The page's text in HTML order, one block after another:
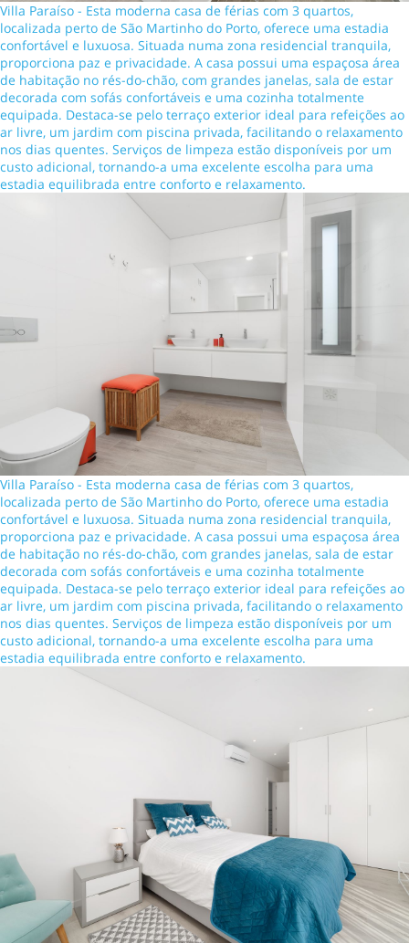
Villa Paraíso - Esta moderna casa de férias com 3 quartos,
localizada perto de São Martinho do Porto, oferece uma estadia
confortável e luxuosa. Situada numa zona residencial tranquila,
proporciona paz e privacidade. A casa possui uma espaçosa área
de habitação no rés-do-chão, com grandes janelas, sala de estar
decorada com sofás confortáveis e uma cozinha totalmente
equipada. Destaca-se pelo terraço exterior ideal para refeições ao
ar livre, um jardim com piscina privada, facilitando o relaxamento
nos dias quentes. Serviços de limpeza estão disponíveis por um
custo adicional, tornando-a uma excelente escolha para uma
estadia equilibrada entre conforto e relaxamento.
Villa Paraíso - Esta moderna casa de férias com 3 quartos,
localizada perto de São Martinho do Porto, oferece uma estadia
confortável e luxuosa. Situada numa zona residencial tranquila,
proporciona paz e privacidade. A casa possui uma espaçosa área
de habitação no rés-do-chão, com grandes janelas, sala de estar
decorada com sofás confortáveis e uma cozinha totalmente
equipada. Destaca-se pelo terraço exterior ideal para refeições ao
ar livre, um jardim com piscina privada, facilitando o relaxamento
nos dias quentes. Serviços de limpeza estão disponíveis por um
custo adicional, tornando-a uma excelente escolha para uma
estadia equilibrada entre conforto e relaxamento.